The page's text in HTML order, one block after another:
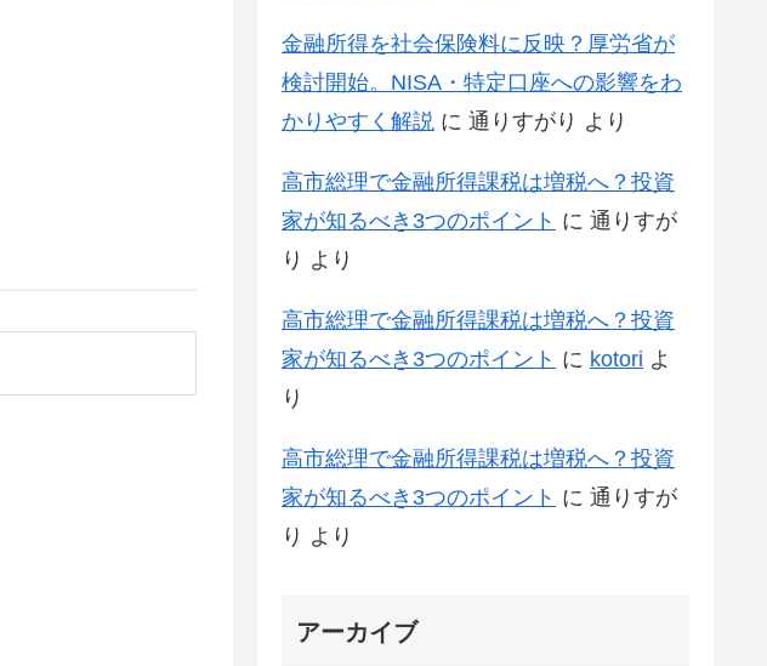
金融所得を社会保険料に反映？厚労省が
検討開始。NISA・特定口座への影響をわ
かりやすく解説 に 通りすがり より
高市総理で金融所得課税は増税へ？投資
家が知るべき3つのポイント に 通りすが
り より
高市総理で金融所得課税は増税へ？投資
家が知るべき3つのポイント に kotori よ
り
高市総理で金融所得課税は増税へ？投資
家が知るべき3つのポイント に 通りすが
り より
アーカイブ